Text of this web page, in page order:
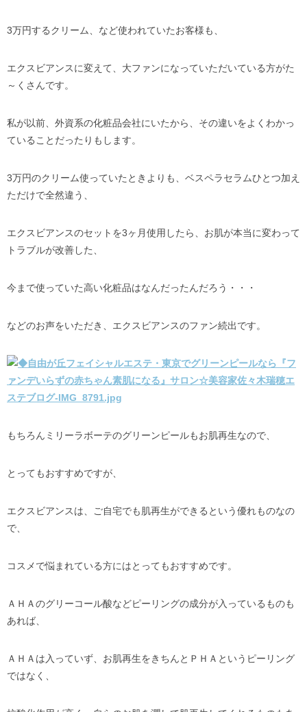
3万円するクリーム、など使われていたお客様も、
エクスビアンスに変えて、大ファンになっていただいている方がた
～くさんです。
私が以前、外資系の化粧品会社にいたから、その違いをよくわかっ
ていることだったりもします。
3万円のクリーム使っていたときよりも、ベスペラセラムひとつ加え
ただけで全然違う、
エクスビアンスのセットを3ヶ月使用したら、お肌が本当に変わって
トラブルが改善した、
今まで使っていた高い化粧品はなんだったんだろう・・・
などのお声をいただき、エクスビアンスのファン続出です。
もちろんミリーラボーテのグリーンピールもお肌再生なので、
とってもおすすめですが、
エクスビアンスは、ご自宅でも肌再生ができるという優れものなの
で、
コスメで悩まれている方にはとってもおすすめです。
ＡＨＡのグリーコール酸などピーリングの成分が入っているものも
あれば、
ＡＨＡは入っていず、お肌再生をきちんとＰＨＡというピーリング
ではなく、